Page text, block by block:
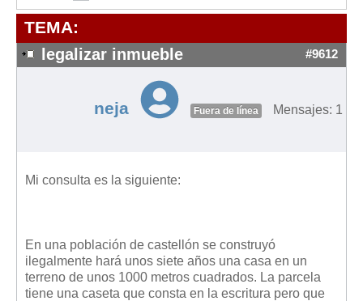
Requerimientos y comunicaciones
Formularios sobre Propiedad Horizontal
Modelos de Acta de Junta de Propietarios
Legislación sobre Arrendamientos Urbanos
Legislación de interés práctico
Diccionario
TEMA:
legalizar inmueble #9612
neja Fuera de línea Mensajes: 1
Mi consulta es la siguiente:
En una población de castellón se construyó
ilegalmente hará unos siete años una casa en un
terreno de unos 1000 metros cuadrados. La parcela
tiene una caseta que consta en la escritura pero que